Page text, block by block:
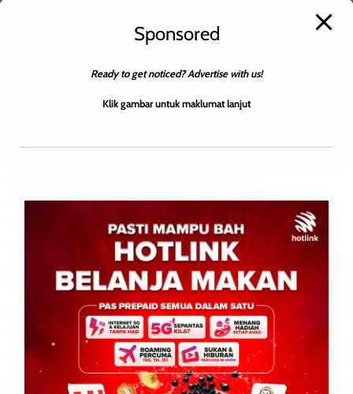
62 warga asing ditahan dalam Operasi Khas Salah Guna
June 19, 2026 0
SEPANG: 19 Jun 2026 – Seramai 62 warga asing ditahan dalam
operasi khas Jabatan Imigresen Malaysia (JIM) yang
menyasarkan kesalahan salah guna pas di beberapa […]
Sponsored
Ready to get noticed? Advertise with us!
Klik gambar untuk maklumat lanjut